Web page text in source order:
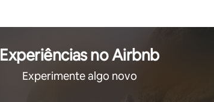
Experiências no Airbnb
Experimente algo novo